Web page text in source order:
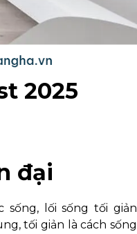
2025
đại
lối sống tối giản
tối giản là cách sống